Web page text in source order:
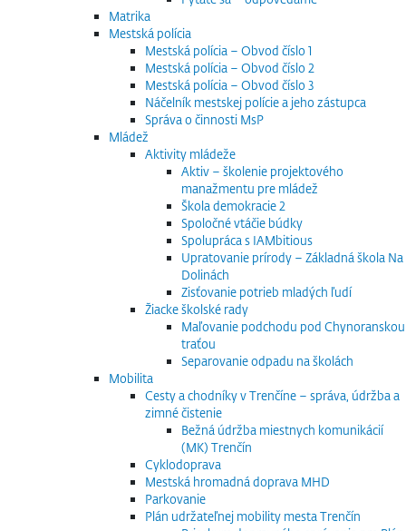
Matrika
Mestská polícia
Mestská polícia – Obvod číslo 1
Mestská polícia – Obvod číslo 2
Mestská polícia – Obvod číslo 3
Náčelník mestskej polície a jeho zástupca
Správa o činnosti MsP
Mládež
Aktivity mládeže
Aktiv – školenie projektového
manažmentu pre mládež
Škola demokracie 2
Spoločné vtáčie búdky
Spolupráca s IAMbitious
Upratovanie prírody – Základná škola Na
Dolinách
Zisťovanie potrieb mladých ľudí
Žiacke školské rady
Maľovanie podchodu pod Chynoranskou
traťou
Separovanie odpadu na školách
Mobilita
Cesty a chodníky v Trenčíne – správa, údržba a
zimné čistenie
Bežná údržba miestnych komunikácií
(MK) Trenčín
Cyklodoprava
Mestská hromadná doprava MHD
Parkovanie
Plán udržateľnej mobility mesta Trenčín